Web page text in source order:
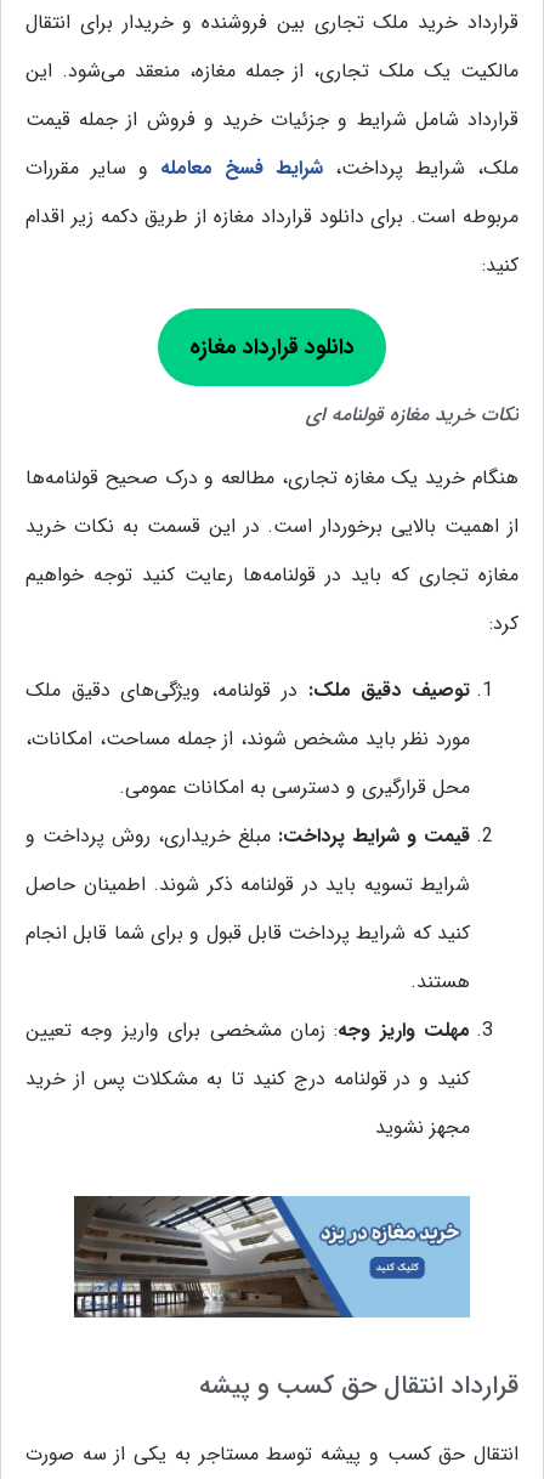
قرارداد خرید ملک تجاری بین فروشنده و خریدار برای انتقال
مالکیت یک ملک تجاری، از جمله مغازه، منعقد می‌شود. این
قرارداد شامل شرایط و جزئیات خرید و فروش از جمله قیمت
ملک، شرایط پرداخت، شرایط فسخ معامله و سایر مقررات
مربوطه است. برای دانلود قرارداد مغازه از طریق دکمه زیر اقدام
کنید:
دانلود قرارداد مغازه
نکات خرید مغازه قولنامه ای
هنگام خرید یک مغازه تجاری، مطالعه و درک صحیح قولنامه‌ها
از اهمیت بالایی برخوردار است. در این قسمت به نکات خرید
مغازه تجاری که باید در قولنامه‌ها رعایت کنید توجه خواهیم
کرد:
توصیف دقیق ملک: در قولنامه، ویژگی‌های دقیق ملک
مورد نظر باید مشخص شوند، از جمله مساحت، امکانات،
محل قرارگیری و دسترسی به امکانات عمومی.
قیمت و شرایط پرداخت: مبلغ خریداری، روش پرداخت و
شرایط تسویه باید در قولنامه ذکر شوند. اطمینان حاصل
کنید که شرایط پرداخت قابل قبول و برای شما قابل انجام
هستند.
مهلت واریز وجه: زمان مشخصی برای واریز وجه تعیین
کنید و در قولنامه درج کنید تا به مشکلات پس از خرید
مجهز نشوید
قرارداد انتقال حق کسب و پیشه
انتقال حق کسب و پیشه توسط مستاجر به یکی از سه صورت